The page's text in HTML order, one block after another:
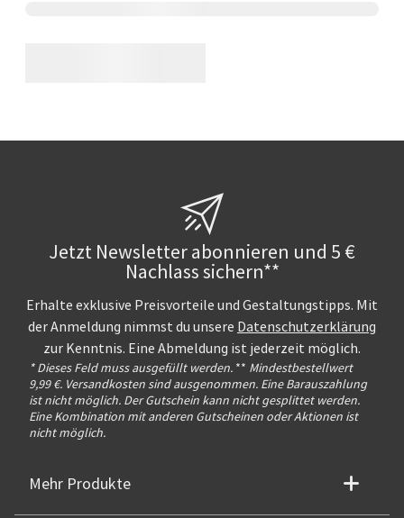
Jetzt Newsletter abonnieren und 5 €
Nachlass sichern**
Erhalte exklusive Preisvorteile und Gestaltungstipps. Mit
der Anmeldung nimmst du unsere Datenschutzerklärung
zur Kenntnis. Eine Abmeldung ist jederzeit möglich.
* Dieses Feld muss ausgefüllt werden. ** Mindestbestellwert
9,99 €. Versandkosten sind ausgenommen. Eine Barauszahlung
ist nicht möglich. Der Gutschein kann nicht gesplittet werden.
Eine Kombination mit anderen Gutscheinen oder Aktionen ist
nicht möglich.
Mehr Produkte